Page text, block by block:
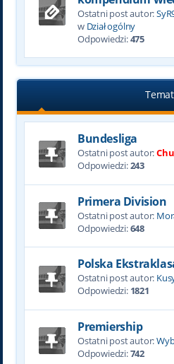
Ostatni post autor:
w Dział ogólny
Odpowiedzi:475
Bundesliga
Ostatni post autor:
Odpowiedzi:243
Primera Division
Ostatni post autor:
Odpowiedzi:648
Polska
Ostatni post autor:
Odpowiedzi: 1821
Premiership
Ostatni post autor:
Odpowiedzi:742